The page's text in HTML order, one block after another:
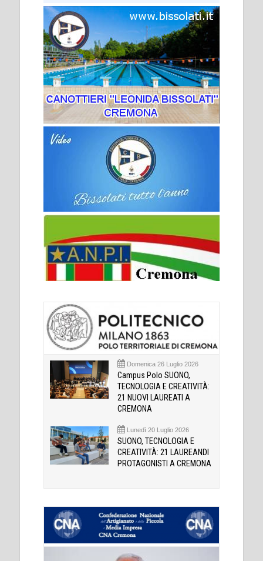
Domenica 26 Luglio 2026
Campus Polo SUONO,
TECNOLOGIA E CREATIVITÀ:
21 NUOVI LAUREATI A
CREMONA
Lunedì 20 Luglio 2026
SUONO, TECNOLOGIA E
CREATIVITÀ: 21 LAUREANDI
PROTAGONISTI A CREMONA